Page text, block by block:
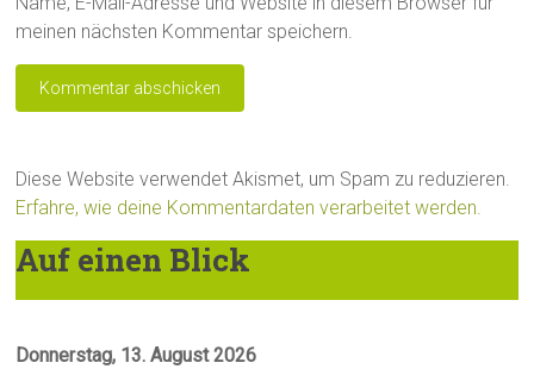
meinen nächsten Kommentar speichern.
Diese Website verwendet Akismet, um Spam zu reduzieren.
Erfahre, wie deine Kommentardaten verarbeitet werden.
Auf einen Blick
Donnerstag, 13. August 2026